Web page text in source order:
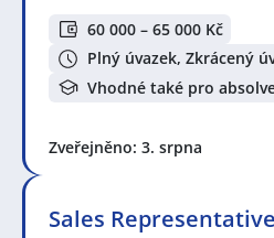
60 000 – 65 000 Kč
Plný úvazek, Zkrácený
Vhodné také pro
Zveřejněno: 3. srpna
Sales